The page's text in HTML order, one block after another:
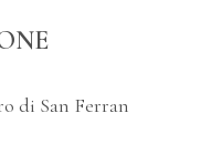
di San Ferran